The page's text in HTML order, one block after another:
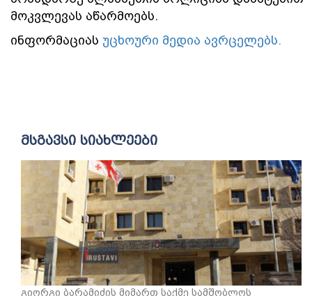
მოკვლევას აწარმოებს.
ინფორმაციას უცხოური მედია ავრცელებს.
მსგავსი სიახლეები
გიორგი ბარამიძის მიმართ საქმე სამშობლოს